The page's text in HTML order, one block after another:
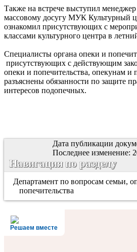
Также на встрече выступил
массовому досугу МУК Культурный
ознакомил присутствующих с
классами культурного центра в
Специалисты органа опеки и
присутствующих с действующим
опеки и попечительства, опекунам
разъяснены обязанности по защите
интересов подопечных.
Дата публикации
Последнее изменение:
Навигация по разделу
Департамент по вопросам семьи,
попечительства
Решаем вместе